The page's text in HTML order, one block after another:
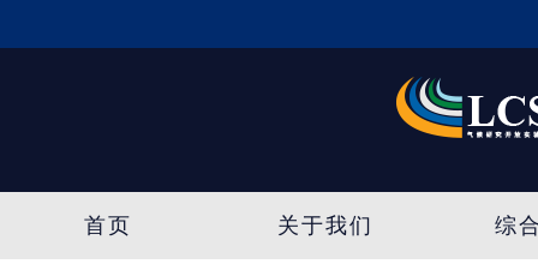
首页 关于我们 综